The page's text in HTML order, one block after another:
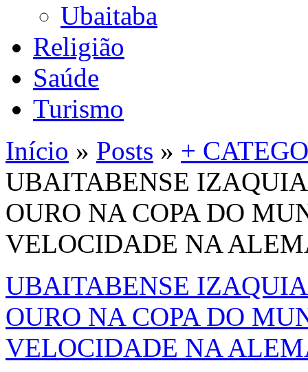
Ubaitaba
Religião
Saúde
Turismo
Início » Posts » +
UBAITABENSE
OURO NA COPA DO
VELOCIDADE NA
UBAITABENSE
OURO NA COPA DO
VELOCIDADE NA